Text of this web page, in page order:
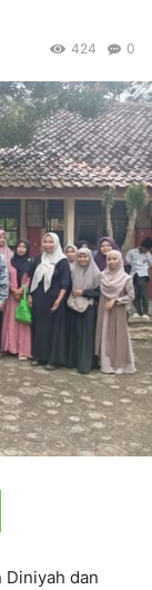
0
424
Diniyah dan